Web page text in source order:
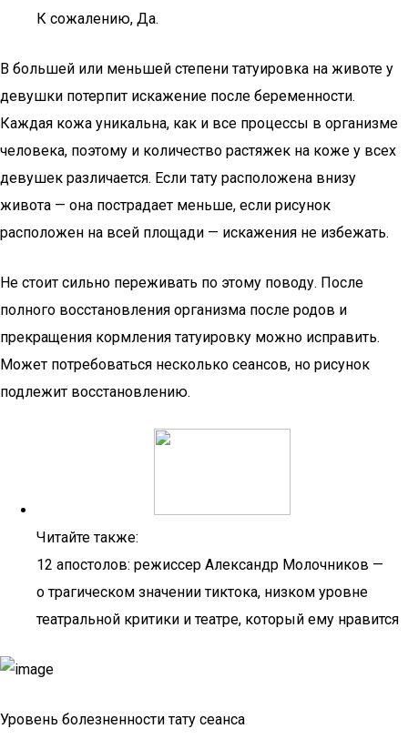
К сожалению, Да.
В большей или меньшей степени татуировка на животе у
девушки потерпит искажение после беременности.
Каждая кожа уникальна, как и все процессы в организме
человека, поэтому и количество растяжек на коже у всех
девушек различается. Если тату расположена внизу
живота — она пострадает меньше, если рисунок
расположен на всей площади — искажения не избежать.
Не стоит сильно переживать по этому поводу. После
полного восстановления организма после родов и
прекращения кормления татуировку можно исправить.
Может потребоваться несколько сеансов, но рисунок
подлежит восстановлению.
Читайте также:
12 апостолов: режиссер Александр Молочников —
о трагическом значении тиктока, низком уровне
театральной критики и театре, который ему нравится
Уровень болезненности тату сеанса